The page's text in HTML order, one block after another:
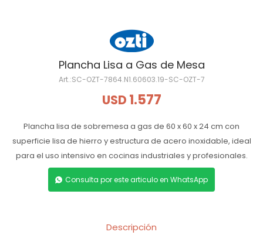
Plancha Lisa a Gas de Mesa
SC-OZT-7864.N1.60603.19-SC-OZT-7
USD 1.577
Plancha lisa de sobremesa a gas de 60 x 60 x 24 cm con
superficie lisa de hierro y estructura de acero inoxidable, ideal
para el uso intensivo en cocinas industriales y profesionales.
Consulta por este articulo en WhatsApp
Descripción